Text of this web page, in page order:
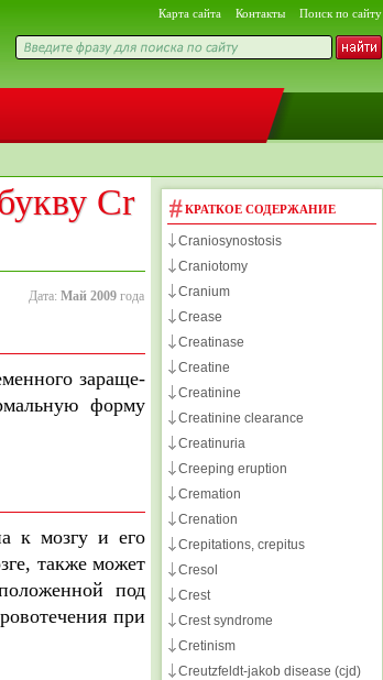
Карта сайта Контакты Поиск по сайту
Cr
Дата: Май 2009 года
зараще-
форму
к мозгу и его
также может
под
при
КРАТКОЕ СОДЕРЖАНИЕ
Craniosynostosis
Craniotomy
Cranium
Crease
Creatinase
Creatine
Creatinine
Creatinine clearance
Creatinuria
Creeping eruption
Cremation
Crenation
Crepitations, crepitus
Cresol
Crest
Crest syndrome
Cretinism
Creutzfeldt-jakob disease (cjd)